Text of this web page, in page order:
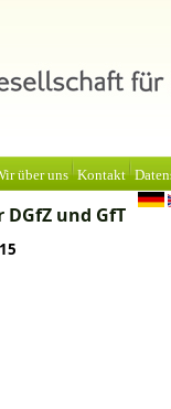
über uns Kontakt
und GfT